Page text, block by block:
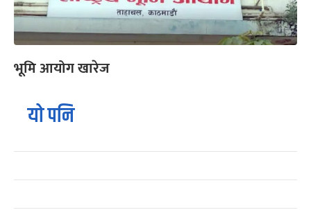
भूमि आयोग खारेज
यो पनि